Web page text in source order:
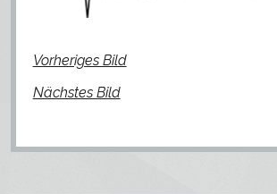
Fotogalerie
Instagram
Vorheriges Bild
Nächstes Bild